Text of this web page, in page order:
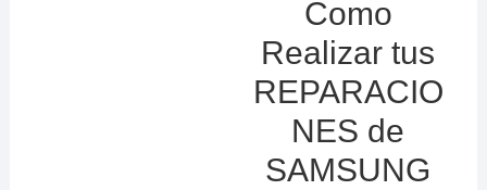
Como
Realizar tus
REPARACIO
NES de
SAMSUNG